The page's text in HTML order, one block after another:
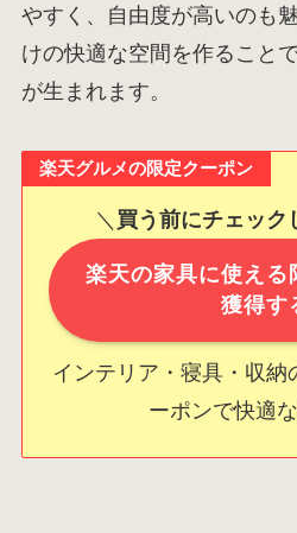
やすく、自由度が高いのも
けの快適な空間を作ること
が生まれます。
楽天グルメの限定クーポン
＼ 買う前にチェック
楽天の家具に使える
獲得す
インテリア・寝具・収納
ーポンで快適